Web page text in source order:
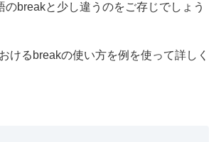
のbreakと少し違うのをご存じでしょう
けるbreakの使い方を例を使って詳しく